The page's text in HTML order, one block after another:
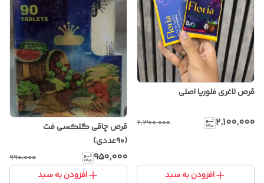
قرص لاغری فلوریا اصلی
۲٬۱۰۰٬۰۰۰ ۲٬۳۰۰٬۰۰۰
افزودن به سبد
قرص چاقی گلکسی فت
(۹۰عددی)
۹۵۰٬۰۰۰ ۹۹۰٬۰۰۰
افزودن به سبد